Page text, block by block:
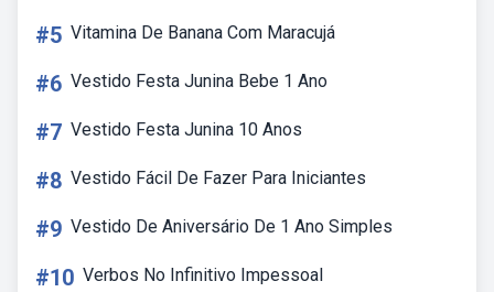
#5 Vitamina De Banana Com Maracujá
#6 Vestido Festa Junina Bebe 1 Ano
#7 Vestido Festa Junina 10 Anos
#8 Vestido Fácil De Fazer Para Iniciantes
#9 Vestido De Aniversário De 1 Ano Simples
#10 Verbos No Infinitivo Impessoal